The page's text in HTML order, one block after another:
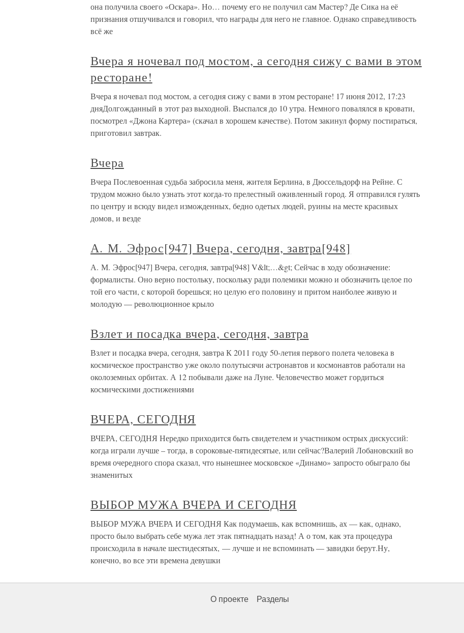
она получила своего «Оскара». Но… почему его не получил сам Мастер? Де Сика на её
признания отшучивался и говорил, что награды для него не главное. Однако справедливость
всё же
Вчера я ночевал под мостом, а сегодня сижу с вами в этом
ресторане!
Вчера я ночевал под мостом, а сегодня сижу с вами в этом ресторане! 17 июня 2012, 17:23
дняДолгожданный в этот раз выходной. Выспался до 10 утра. Немного повалялся в кровати,
посмотрел «Джона Картера» (скачал в хорошем качестве). Потом закинул форму постираться,
приготовил завтрак.
Вчера
Вчера Послевоенная судьба забросила меня, жителя Берлина, в Дюссельдорф на Рейне. С
трудом можно было узнать этот когда-то прелестный оживленный город. Я отправился гулять
по центру и всюду видел изможденных, бедно одетых людей, руины на месте красивых
домов, и везде
А. М. Эфрос[947] Вчера, сегодня, завтра[948]
А. М. Эфрос[947] Вчера, сегодня, завтра[948] V&lt;…&gt; Сейчас в ходу обозначение:
формалисты. Оно верно постольку, поскольку ради полемики можно и обозначить целое по
той его части, с которой борешься; но целую его половину и притом наиболее живую и
молодую — революционное крыло
Взлет и посадка вчера, сегодня, завтра
Взлет и посадка вчера, сегодня, завтра К 2011 году 50-летия первого полета человека в
космическое пространство уже около полутысячи астронавтов и космонавтов работали на
околоземных орбитах. А 12 побывали даже на Луне. Человечество может гордиться
космическими достижениями
ВЧЕРА, СЕГОДНЯ
ВЧЕРА, СЕГОДНЯ Нередко приходится быть свидетелем и участником острых дискуссий:
когда играли лучше – тогда, в сороковые-пятидесятые, или сейчас?Валерий Лобановский во
время очередного спора сказал, что нынешнее московское «Динамо» запросто обыграло бы
знаменитых
ВЫБОР МУЖА ВЧЕРА И СЕГОДНЯ
ВЫБОР МУЖА ВЧЕРА И СЕГОДНЯ Как подумаешь, как вспомнишь, ах — как, однако,
просто было выбрать себе мужа лет этак пятнадцать назад! А о том, как эта процедура
происходила в начале шестидесятых, — лучше и не вспоминать — завидки берут.Ну,
конечно, во все эти времена девушки
О проекте Разделы